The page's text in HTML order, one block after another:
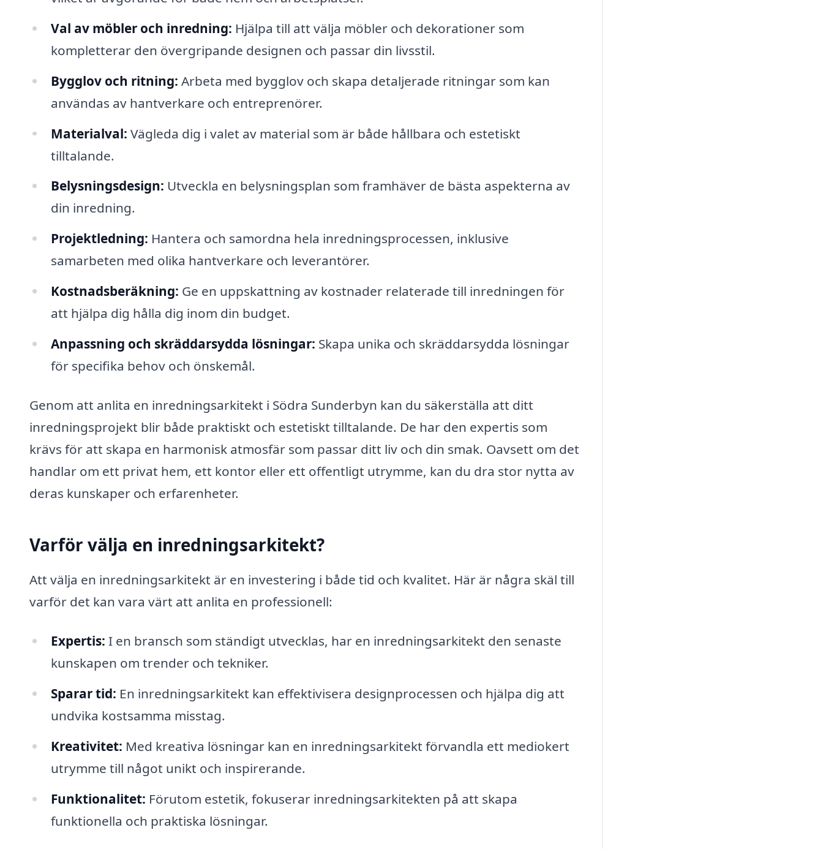
Val av möbler och inredning: Hjälpa till att välja möbler och dekorationer som
kompletterar den övergripande designen och passar din livsstil.
Bygglov och ritning: Arbeta med bygglov och skapa detaljerade ritningar som kan
användas av hantverkare och entreprenörer.
Materialval: Vägleda dig i valet av material som är både hållbara och estetiskt
tilltalande.
Belysningsdesign: Utveckla en belysningsplan som framhäver de bästa aspekterna av
din inredning.
Projektledning: Hantera och samordna hela inredningsprocessen, inklusive
samarbeten med olika hantverkare och leverantörer.
Kostnadsberäkning: Ge en uppskattning av kostnader relaterade till inredningen för
att hjälpa dig hålla dig inom din budget.
Anpassning och skräddarsydda lösningar: Skapa unika och skräddarsydda lösningar
för specifika behov och önskemål.
Genom att anlita en inredningsarkitekt i Södra Sunderbyn kan du säkerställa att ditt
inredningsprojekt blir både praktiskt och estetiskt tilltalande. De har den expertis som
krävs för att skapa en harmonisk atmosfär som passar ditt liv och din smak. Oavsett om det
handlar om ett privat hem, ett kontor eller ett offentligt utrymme, kan du dra stor nytta av
deras kunskaper och erfarenheter.
Varför välja en inredningsarkitekt?
Att välja en inredningsarkitekt är en investering i både tid och kvalitet. Här är några skäl till
varför det kan vara värt att anlita en professionell:
Expertis: I en bransch som ständigt utvecklas, har en inredningsarkitekt den senaste
kunskapen om trender och tekniker.
Sparar tid: En inredningsarkitekt kan effektivisera designprocessen och hjälpa dig att
undvika kostsamma misstag.
Kreativitet: Med kreativa lösningar kan en inredningsarkitekt förvandla ett mediokert
utrymme till något unikt och inspirerande.
Funktionalitet: Förutom estetik, fokuserar inredningsarkitekten på att skapa
funktionella och praktiska lösningar.